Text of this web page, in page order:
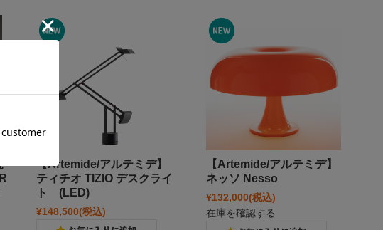
【Artemide/アルテミデ】
ティチオ TIZIO デスクライ
ト (LED)
¥148,500(税込)
【Artemide/アルテミデ】
ネッソ Nesso
¥132,000(税込)
在庫を確認する